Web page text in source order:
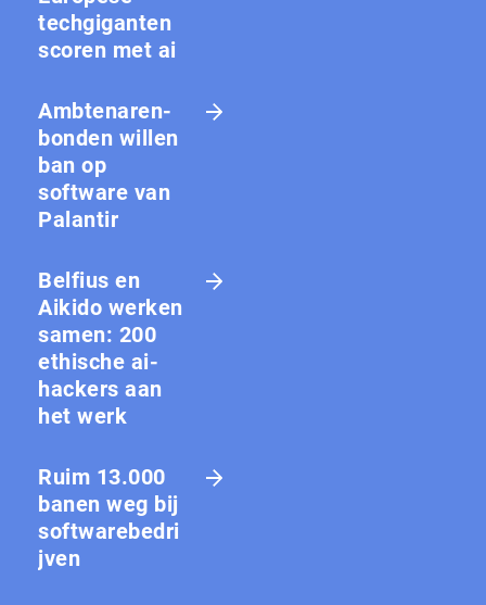
techgiganten
scoren met ai
Amb­te­na­ren­
bon­den willen
ban op
software van
Palantir
Belfius en
Aikido werken
samen: 200
ethische ai-
hackers aan
het werk
Ruim 13.000
banen weg bij
softwarebedri
jven